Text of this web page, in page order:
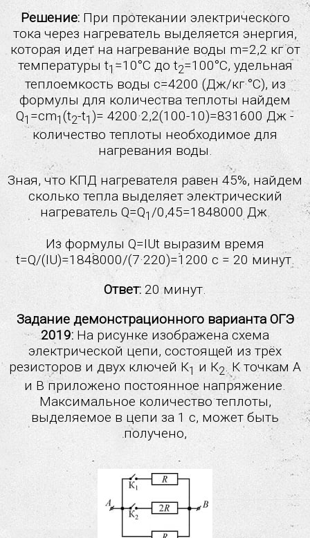
Решение: При протекании электрического
тока через нагреватель выделяется энергия,
которая идет на нагревание воды m=2,2 кг от
температуры t1 =10°С до t2=100°С, удельная
теплоемкость воды с=4200 (Дж/кг·°С), из
формулы для количества теплоты найдем
Q1 =cm1 (t2-t1 )= 4200·2,2(100-10)=831600 Дж -
количество теплоты необходимое для
нагревания воды.
Зная, что КПД нагревателя равен 45%, найдем
сколько тепла выделяет электрический
нагреватель Q=Q1 /0,45=1848000 Дж.
Из формулы Q=IUt выразим время
t=Q/(IU)=1848000/(7·220)=1200 c = 20 минут.
Ответ: 20 минут.
Задание демонстрационного варианта ОГЭ
2019: На рисунке изображена схема
электрической цепи, состоящей из трёх
резисторов и двух ключей К1 и К2. К точкам А
и В приложено постоянное напряжение.
Максимальное количество теплоты,
выделяемое в цепи за 1 с, может быть
получено,